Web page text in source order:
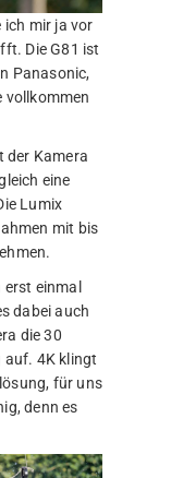
ich mir ja vor
Die G81 ist
Panasonic,
vollkommen
der Kamera
eine
Lumix
mit bis
einmal
dabei auch
die 30
auf. 4K klingt
für uns
denn es